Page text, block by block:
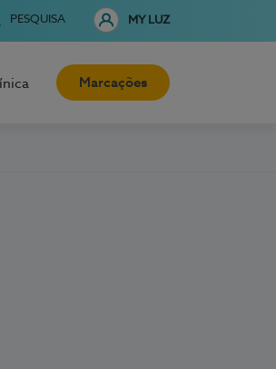
PESQUISA MY LUZ
Marcações